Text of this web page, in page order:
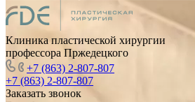
Клиника пластической хирургии
профессора Пржедецкого
+7 (863) 2-807-807
+7 (863) 2-807-807
Заказать звонок